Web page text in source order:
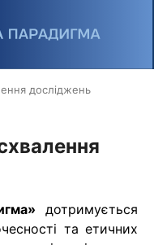
досліджень
дотримується
та етичних